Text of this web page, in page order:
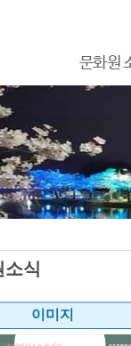
문화원
소식
이미지